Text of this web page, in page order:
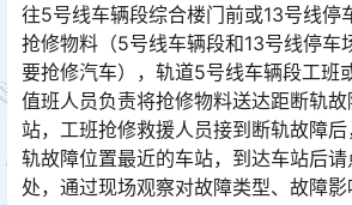
往5号线车辆段综合楼门前或13号线停
抢修物料（5号线车辆段和13号线停车
要抢修汽车），轨道5号线车辆段工班
值班人员负责将抢修物料送达距断轨
站，工班抢修救援人员接到断轨故障
轨故障位置最近的车站，到达车站后
处，通过现场观察对故障类型、故障